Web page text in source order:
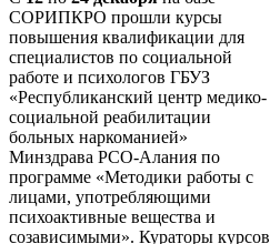
СОРИПКРО прошли курсы
повышения квалификации для
специалистов по социальной
работе и психологов ГБУЗ
«Республиканский центр медико-
социальной реабилитации
больных наркоманией»
Минздрава РСО-Алания по
программе «Методики работы с
лицами, употребляющими
психоактивные вещества и
созависимыми». Кураторы курсов